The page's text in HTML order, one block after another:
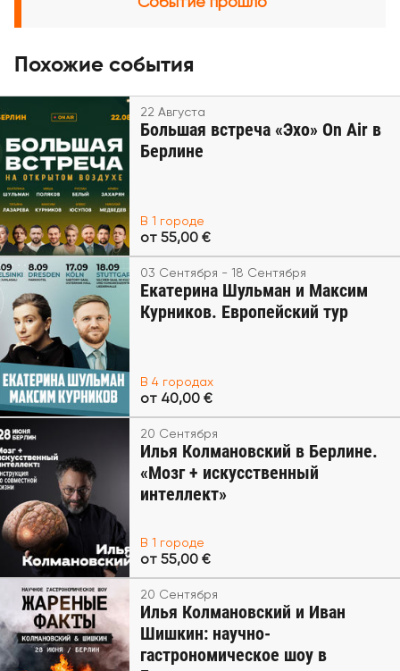
Похожие события
22 Августа
Большая встреча «Эхо» On Air в
Берлине
В 1 городе
от 55,00 €
03 Сентября - 18 Сентября
Екатерина Шульман и Максим
Курников. Европейский тур
В 4 городах
от 40,00 €
20 Сентября
Илья Колмановский в Берлине.
«Мозг + искусственный
интеллект»
В 1 городе
от 55,00 €
20 Сентября
Илья Колмановский и Иван
Шишкин: научно-
гастрономическое шоу в